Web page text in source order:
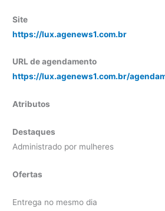
Site
https://lux.agenews1.com.br
URL de agendamento
https://lux.agenews1.com.br/
Atributos
Destaques
Administrado por mulheres
Ofertas
Entrega no mesmo dia